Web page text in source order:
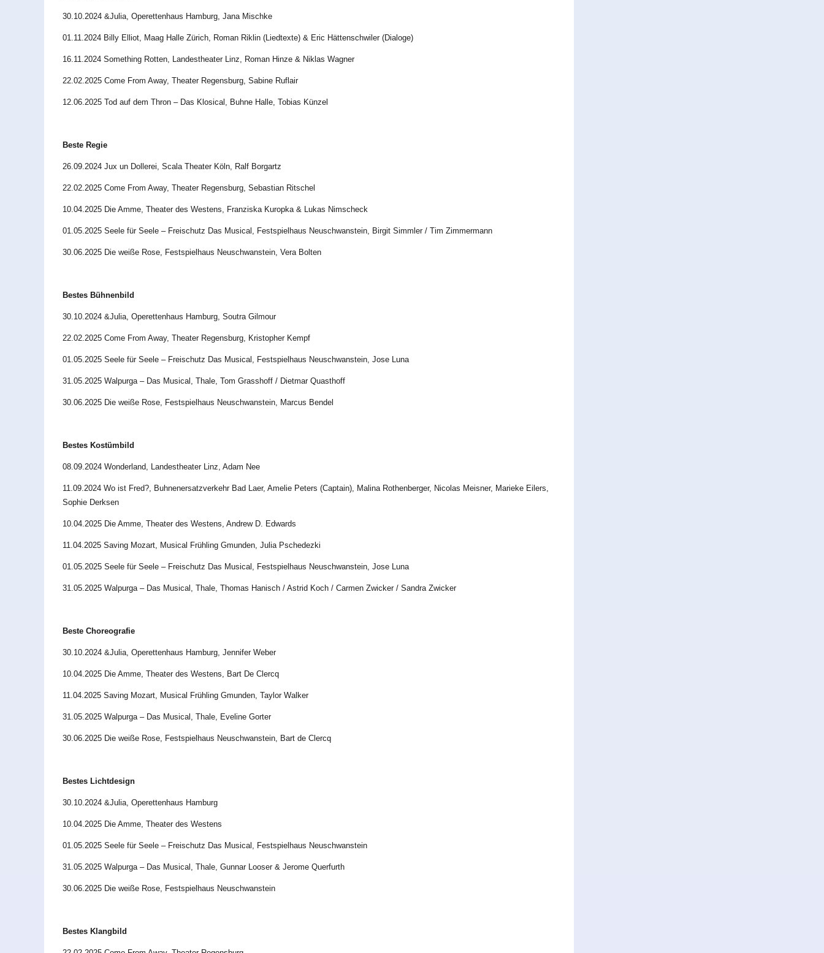
30.10.2024 &Julia, Operettenhaus Hamburg, Jana Mischke
01.11.2024 Billy Elliot, Maag Halle Zürich, Roman Riklin (Liedtexte) & Eric Hättenschwiler (Dialoge)
16.11.2024 Something Rotten, Landestheater Linz, Roman Hinze & Niklas Wagner
22.02.2025 Come From Away, Theater Regensburg, Sabine Ruflair
12.06.2025 Tod auf dem Thron – Das Klosical, Buhne Halle, Tobias Künzel
Beste Regie
26.09.2024 Jux un Dollerei, Scala Theater Köln, Ralf Borgartz
22.02.2025 Come From Away, Theater Regensburg, Sebastian Ritschel
10.04.2025 Die Amme, Theater des Westens, Franziska Kuropka & Lukas Nimscheck
01.05.2025 Seele für Seele – Freischutz Das Musical, Festspielhaus Neuschwanstein, Birgit Simmler / Tim Zimmermann
30.06.2025 Die weiße Rose, Festspielhaus Neuschwanstein, Vera Bolten
Bestes Bühnenbild
30.10.2024 &Julia, Operettenhaus Hamburg, Soutra Gilmour
22.02.2025 Come From Away, Theater Regensburg, Kristopher Kempf
01.05.2025 Seele für Seele – Freischutz Das Musical, Festspielhaus Neuschwanstein, Jose Luna
31.05.2025 Walpurga – Das Musical, Thale, Tom Grasshoff / Dietmar Quasthoff
30.06.2025 Die weiße Rose, Festspielhaus Neuschwanstein, Marcus Bendel
Bestes Kostümbild
08.09.2024 Wonderland, Landestheater Linz, Adam Nee
11.09.2024 Wo ist Fred?, Buhnenersatzverkehr Bad Laer, Amelie Peters (Captain), Malina Rothenberger, Nicolas Meisner, Marieke Eilers,
Sophie Derksen
10.04.2025 Die Amme, Theater des Westens, Andrew D. Edwards
11.04.2025 Saving Mozart, Musical Frühling Gmunden, Julia Pschedezki
01.05.2025 Seele für Seele – Freischutz Das Musical, Festspielhaus Neuschwanstein, Jose Luna
31.05.2025 Walpurga – Das Musical, Thale, Thomas Hanisch / Astrid Koch / Carmen Zwicker / Sandra Zwicker
Beste Choreografie
30.10.2024 &Julia, Operettenhaus Hamburg, Jennifer Weber
10.04.2025 Die Amme, Theater des Westens, Bart De Clercq
11.04.2025 Saving Mozart, Musical Frühling Gmunden, Taylor Walker
31.05.2025 Walpurga – Das Musical, Thale, Eveline Gorter
30.06.2025 Die weiße Rose, Festspielhaus Neuschwanstein, Bart de Clercq
Bestes Lichtdesign
30.10.2024 &Julia, Operettenhaus Hamburg
10.04.2025 Die Amme, Theater des Westens
01.05.2025 Seele für Seele – Freischutz Das Musical, Festspielhaus Neuschwanstein
31.05.2025 Walpurga – Das Musical, Thale, Gunnar Looser & Jerome Querfurth
30.06.2025 Die weiße Rose, Festspielhaus Neuschwanstein
Bestes Klangbild